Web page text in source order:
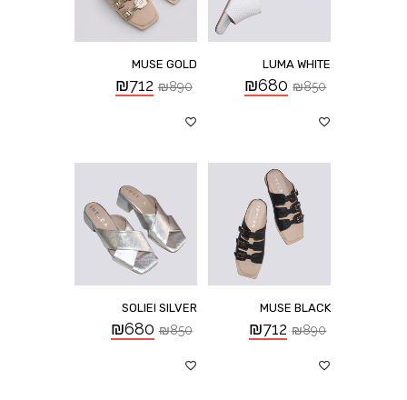
LUMA WHITE
₪850
₪680
MUSE GOLD
₪890
₪712
MUSE BLACK
₪890
₪712
SOLIEI SILVER
₪850
₪680